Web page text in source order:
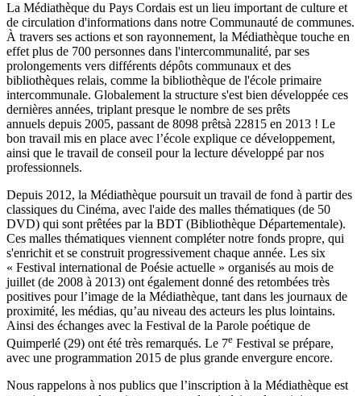
La Médiathèque du Pays Cordais est un lieu important de culture et
de circulation d'informations dans notre Communauté de communes.
À travers ses actions et son rayonnement, la Médiathèque touche en
effet plus de 700 personnes dans l'intercommunalité, par ses
prolongements vers différents dépôts communaux et des
bibliothèques relais, comme la bibliothèque de l'école primaire
intercommunale. Globalement la structure s'est bien développée ces
dernières années, triplant presque le nombre de ses prêts
annuels depuis 2005, passant de 8098 prêtsà 22815 en 2013 ! Le
bon travail mis en place avec l’école explique ce développement,
ainsi que le travail de conseil pour la lecture développé par nos
professionnels.
Depuis 2012, la Médiathèque poursuit un travail de fond à partir des
classiques du Cinéma, avec l'aide des malles thématiques (de 50
DVD) qui sont prêtées par la BDT (Bibliothèque Départementale).
Ces malles thématiques viennent compléter notre fonds propre, qui
s'enrichit et se construit progressivement chaque année. Les six
« Festival international de Poésie actuelle » organisés au mois de
juillet (de 2008 à 2013) ont également donné des retombées très
positives pour l’image de la Médiathèque, tant dans les journaux de
proximité, les médias, qu’au niveau des acteurs les plus lointains.
Ainsi des échanges avec la Festival de la Parole poétique de
Quimperlé (29) ont été très remarqués. Le 7e Festival se prépare,
avec une programmation 2015 de plus grande envergure encore.
Nous rappelons à nos publics que l’inscription à la Médiathèque est